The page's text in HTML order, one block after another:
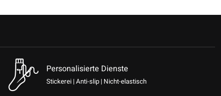
Personalisierte Dienste
Stickerei | Anti-slip | Nicht-elastisch